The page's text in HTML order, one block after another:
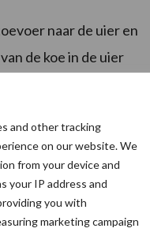
and other tracking
on our website. We
from your device and
your IP address and
you with
marketing campaign
naar de uier en
de koe in de uier
Deze ontwikkeling
gevallen bij de
mengen (twee